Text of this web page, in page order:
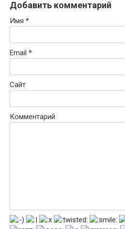
Добавить комментарий
Имя *
Email *
Сайт
Комментарий